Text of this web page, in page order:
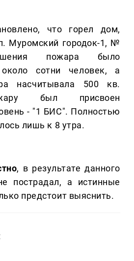
что горел дом,
Муромский городок-1, №
пожара было
около сотни человек, а
насчитывала 500 кв.
был присвоен
- "1 БИС". Полностью
лишь к 8 утра.
, в результате данного
пострадал, а истинные
предстоит выяснить.